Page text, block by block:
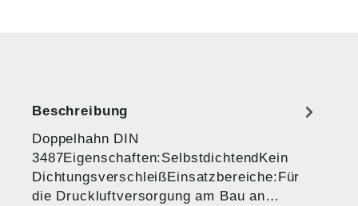
Beschreibung
Doppelhahn DIN
3487Eigenschaften:SelbstdichtendKein
DichtungsverschleißEinsatzbereiche:Für
die Druckluftversorgung am Bau an…